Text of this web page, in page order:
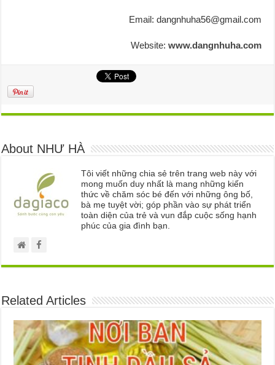
Email: dangnhuha56@gmail.com
Website: www.dangnhuha.com
About NHƯ HÀ
Tôi viết những chia sẻ trên trang web này với
mong muốn duy nhất là mang những kiến
thức về chăm sóc bé đến với những ông bố,
bà mẹ tuyệt vời; góp phần vào sự phát triển
toàn diện của trẻ và vun đắp cuộc sống hạnh
phúc của gia đình bạn.
Related Articles